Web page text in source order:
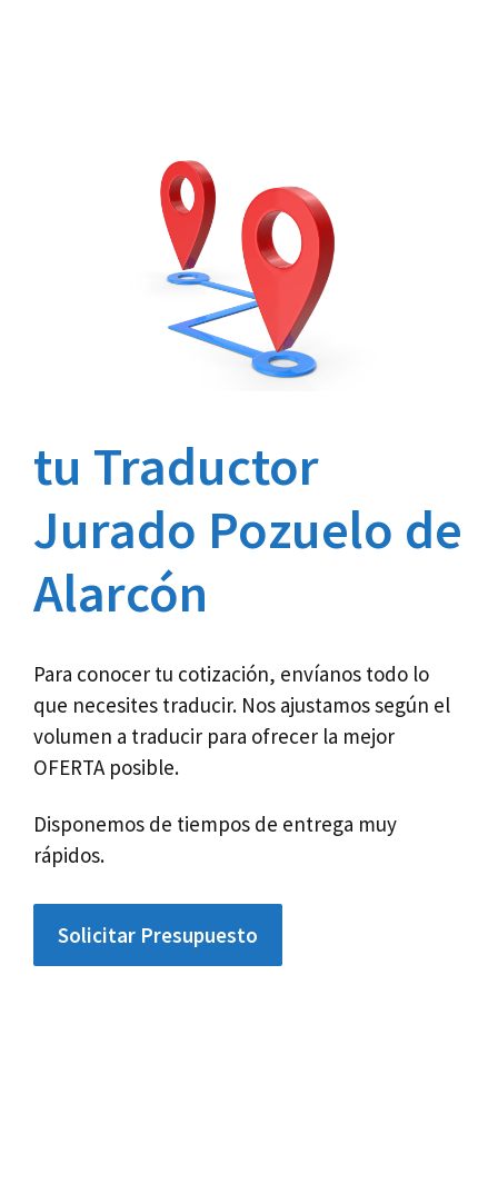
tu Traductor
Jurado Pozuelo de
Alarcón
Para conocer tu cotización, envíanos todo lo
que necesites traducir. Nos ajustamos según el
volumen a traducir para ofrecer la mejor
OFERTA posible.
Disponemos de tiempos de entrega muy
rápidos.
Solicitar Presupuesto